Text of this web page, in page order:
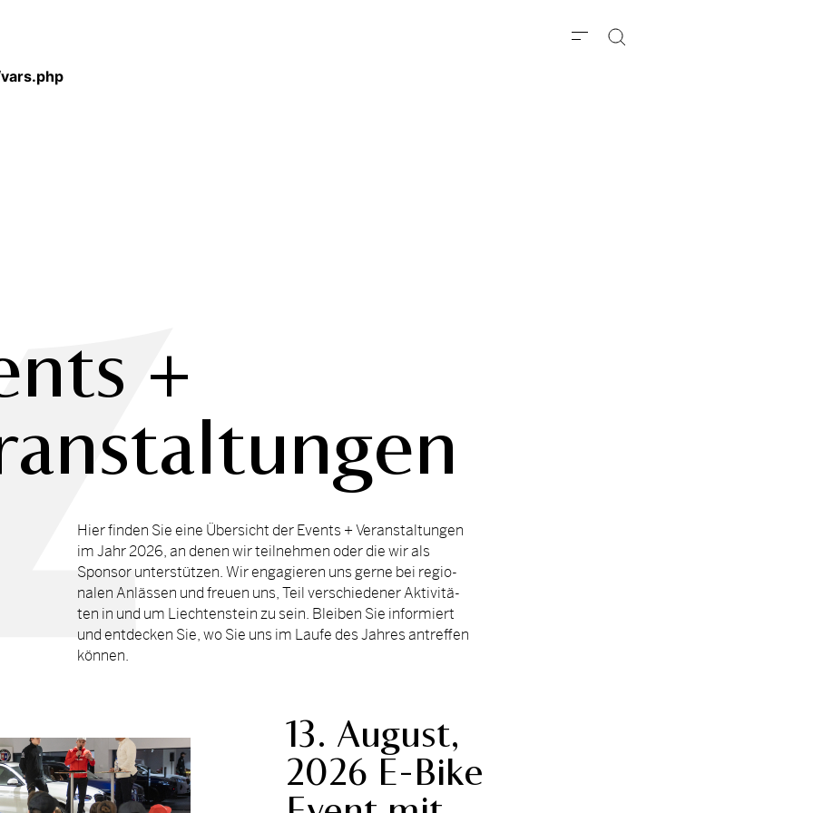
+
Hier fin­den Sie eine Über­sicht der Events + Ver­an­stal­tun­gen
im Jahr 2026, an de­nen wir teil­neh­men oder die wir als
Spon­sor un­ter­stüt­zen. Wir en­ga­gie­ren uns ger­ne bei re­gio­
na­len An­läs­sen und freu­en uns, Teil ver­schie­de­ner Ak­ti­vi­tä­
ten in und um Liech­ten­stein zu sein. Blei­ben Sie in­for­miert
und ent­de­cken Sie, wo Sie uns im Lau­fe des Jah­res an­tref­fen
kön­nen.
13. August,
2026 E-Bike